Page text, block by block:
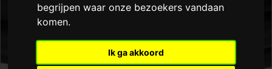
begrijpen waar onze bezoekers vandaan
komen.
Ik ga akkoord